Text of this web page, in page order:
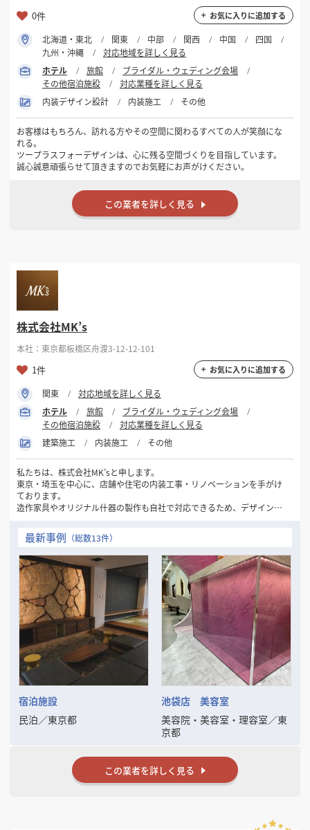
フリーワード
検索する
0件 お気に入りに追加する
北海道・東北 関東 中部 関西 中国
四国
九州・沖縄
対応地域を詳しく見る
ホテル
旅館
ブライダル・ウェディング会場
その他宿泊施設
対応業種を詳しく見る
内装デザイン設計
内装施工 その他
お客様はもちろん、訪れる方やその空間に関わるすべての人が笑顔にな
れる。
ツープラスフォーデザインは、心に残る空間づくりを目指しています。
誠心誠意頑張らせて頂きますのでお気軽にお声がけください。
この業者を詳しく見る
株式会社MK’s
本社：東京都板橋区舟渡3-12-12-101
1件 お気に入りに追加する
関東
対応地域を詳しく見る
ホテル
旅館
ブライダル・ウェディング会場
その他宿泊施設
対応業種を詳しく見る
建築施工
内装施工 その他
私たちは、株式会社MK’sと申します。
東京・埼玉を中心に、店舗や住宅の内装工事・リノベーションを手がけ
ております。
造作家具やオリジナル什器の製作も自社で対応できるため、デザインか
【強み】
・店舗・住宅のリフォームや新規開業に伴う内装工事を多数施工
・オーダーメイド家具（カウンター・棚・テーブル等）の製作対応
・スピード対応＆アフターフォローの徹底
・小規模案件から大規模改装まで柔軟に対応
お客様のイメージを丁寧にヒアリングし、形にすることを大切にしてい
ます。
最新事例 （総数13件）
宿泊施設
民泊 ／東京都
池袋店 美容室
美容院・美容室・理容室 ／東
京都
この業者を詳しく見る